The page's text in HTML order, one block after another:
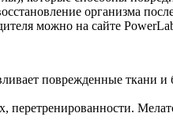
организма
можно на сайте
поврежденные ткани и
перетренированности.